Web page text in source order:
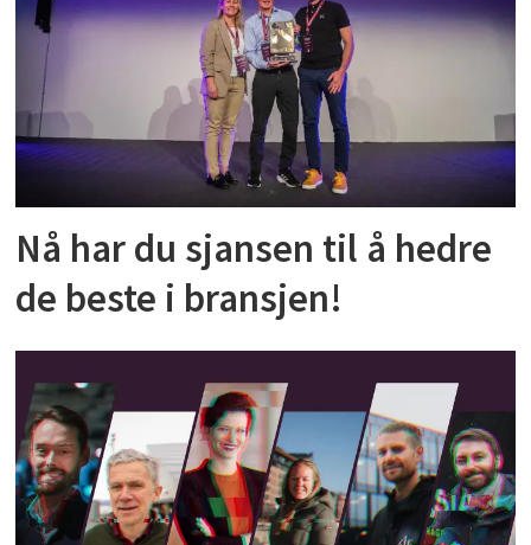
Nå har du sjansen til å hedre
de beste i bransjen!